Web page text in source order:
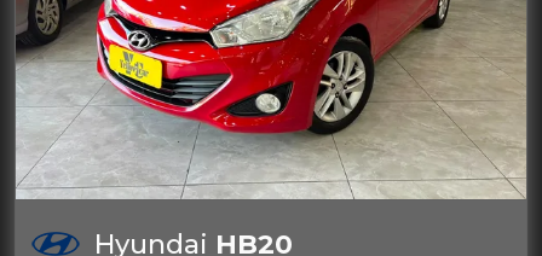
Hyundai HB20